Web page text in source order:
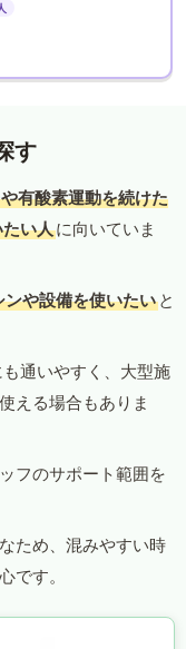
す
有酸素運動を続けた
い人に向いていま
や設備を使いたい と
通いやすく、大型施
える場合もありま
フのサポート範囲を
ため、混みやすい時
です。